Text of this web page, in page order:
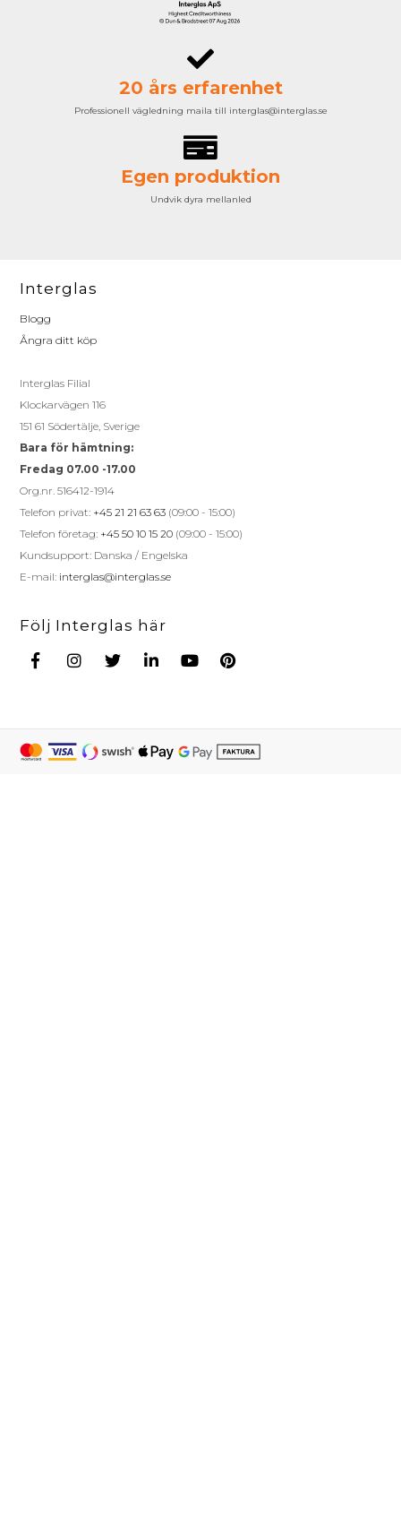
20 års erfarenhet
Professionell vägledning maila till interglas@interglas.se
Egen produktion
Undvik dyra mellanled
Interglas
Blogg
Ångra ditt köp
Interglas Filial
Klockarvägen 116
151 61 Södertälje, Sverige
Bara för hämtning:
Fredag 07.00 -17.00
Org.nr. 516412-1914
Telefon privat: +45 21 21 63 63 (09:00 - 15:00)
Telefon företag: +45 50 10 15 20 (09:00 - 15:00)
Kundsupport: Danska / Engelska
E-mail: interglas@interglas.se
Följ Interglas här